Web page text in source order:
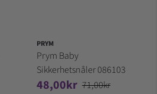
PRYM
Prym Baby
Sikkerhetsnåler 086103
48,00kr 71,00kr